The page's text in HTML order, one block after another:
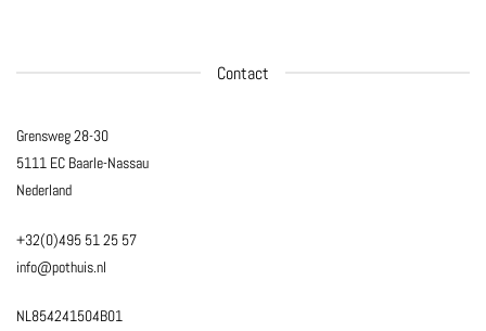
Contact
Grensweg 28-30
5111 EC Baarle-Nassau
Nederland
+32(0)495 51 25 57
info@pothuis.nl
NL854241504B01